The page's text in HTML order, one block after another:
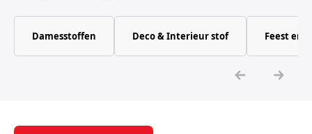
Katoen
Damesstoffen Deco & Interieur stof Feest en